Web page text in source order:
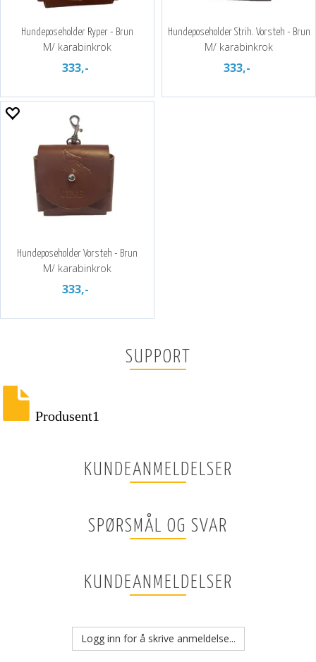
Hundeposeholder Ryper - Brun
M/ karabinkrok
333,-
Hundeposeholder Strih. Vorsteh - Brun
M/ karabinkrok
333,-
Hundeposeholder Vorsteh - Brun
M/ karabinkrok
333,-
SUPPORT
Produsent1
KUNDEANMELDELSER
SPØRSMÅL OG SVAR
KUNDEANMELDELSER
Logg inn for å skrive anmeldelse...